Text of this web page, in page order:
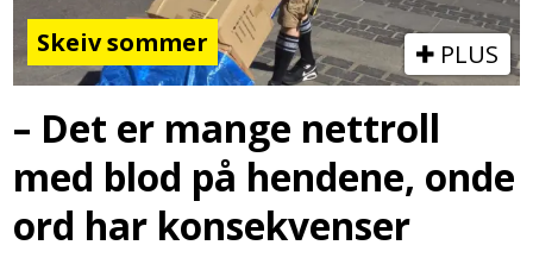
Skeiv sommer PLUS
– Det er mange nettroll
med blod på hendene, onde
ord har konsekvenser